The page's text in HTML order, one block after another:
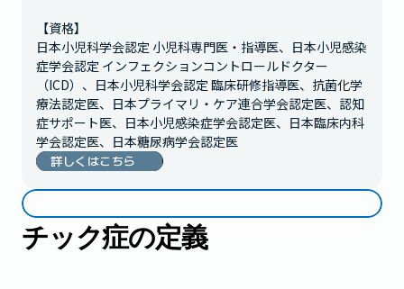
【資格】
日本小児科学会認定 小児科専門医・指導医、日本小児感染
症学会認定 インフェクションコントロールドクター
（ICD）、日本小児科学会認定 臨床研修指導医、抗菌化学
療法認定医、日本プライマリ・ケア連合学会認定医、認知
症サポート医、日本小児感染症学会認定医、日本臨床内科
学会認定医、日本糖尿病学会認定医
詳しくはこちら
チック症の定義